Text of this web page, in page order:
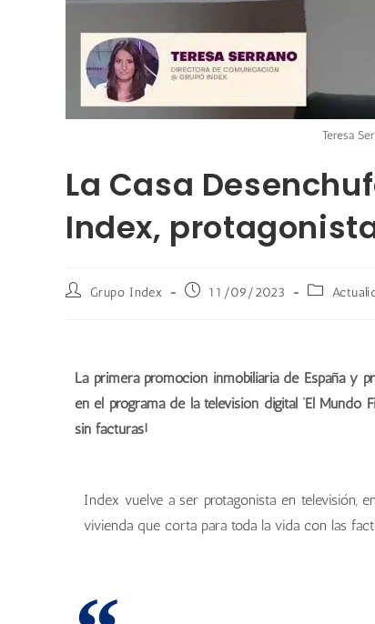
Teresa
La Casa
Index,
Grupo Index 11/09/2023
La primera promoción inmobiliaria de España y
en el programa de la televisión digital ‘El Mundo
sin facturas!
Index vuelve a ser protagonista en televisión,
vivienda que corta para toda la vida con las